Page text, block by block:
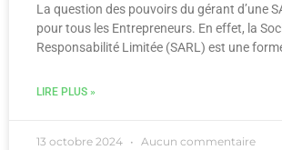
La question des pouvoirs du gérant d’une
pour tous les Entrepreneurs. En effet, la
Responsabilité Limitée (SARL) est une
LIRE PLUS »
13 octobre 2024 Aucun commentaire